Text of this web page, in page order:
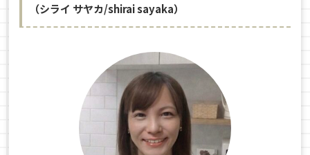
（シライ サヤカ/shirai sayaka）